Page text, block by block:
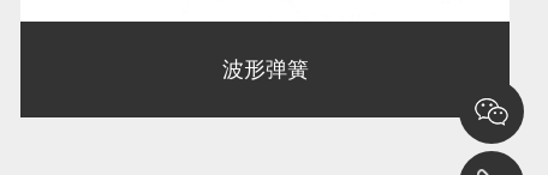
波形弹簧